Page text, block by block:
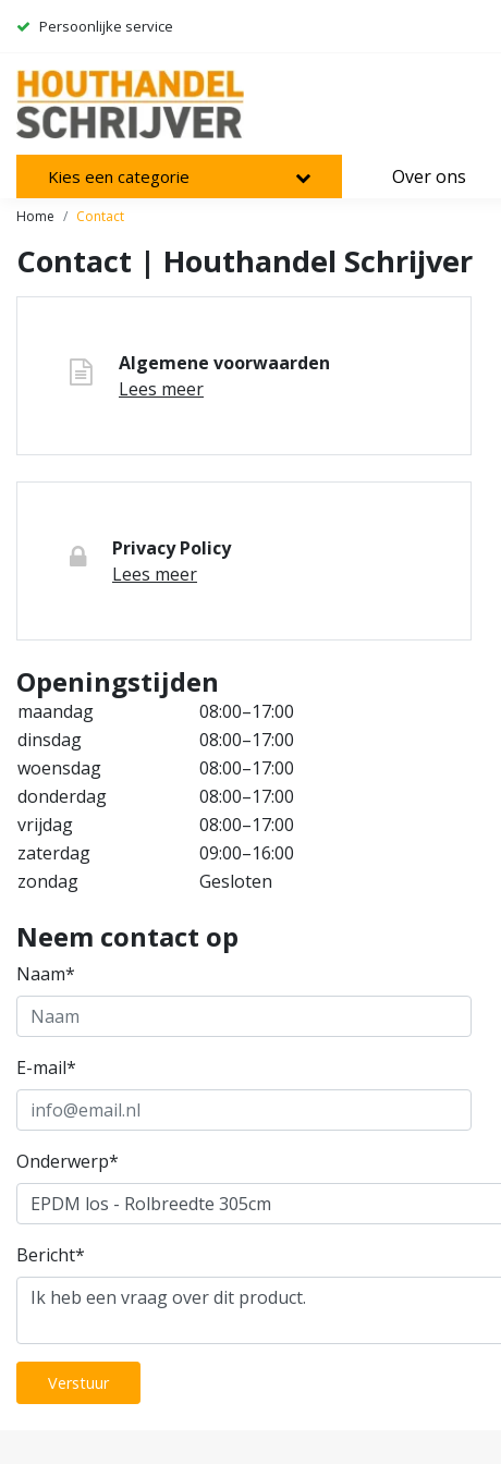
Persoonlijke service
Kies een categorie Over ons
Home Contact
Contact | Houthandel Schrijver
Algemene voorwaarden
Lees meer
Privacy Policy
Lees meer
Openingstijden
maandag
08:00–17:00
dinsdag
08:00–17:00
woensdag
08:00–17:00
donderdag
08:00–17:00
vrijdag
08:00–17:00
zaterdag
09:00–16:00
zondag
Gesloten
Neem contact op
Naam*
E-mail*
Onderwerp*
Bericht*
Verstuur